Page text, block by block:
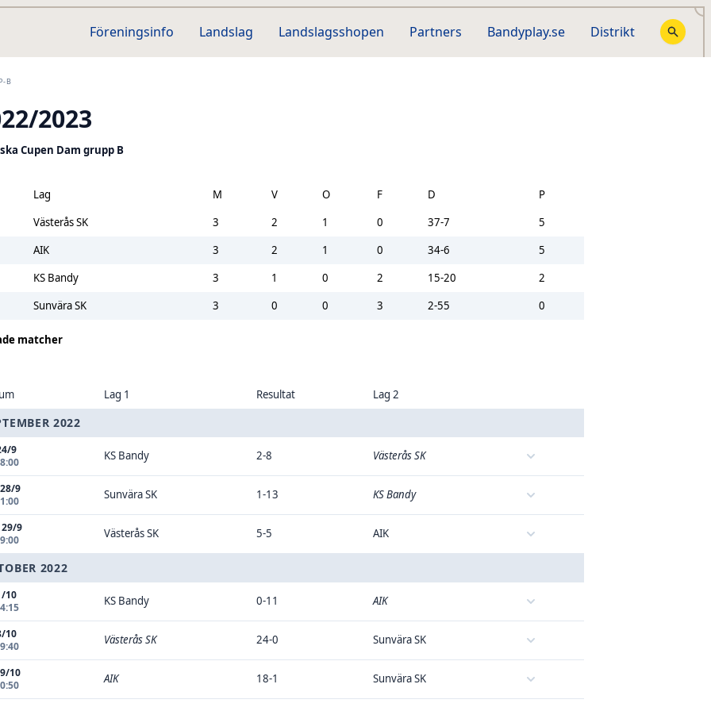
Föreningsinfo Landslag Landslagsshopen Partners Bandyplay.se Distrikt
B
2023
Cupen Dam grupp B
Lag M V O F D
P
Västerås SK
3 2 1 0 37-7
5
AIK
3 2 1 0 34-6
5
KS Bandy
3 1 0 2 15-20
2
Sunvära SK
3 0 0 3 2-55 0
matcher
Lag 1 Resultat Lag 2
2022
9
KS Bandy 2-8 Västerås SK
9
Sunvära SK 1-13 KS Bandy
9
Västerås SK 5-5 AIK
2022
10
KS Bandy 0-11 AIK
10
Västerås SK 24-0 Sunvära SK
10
AIK 18-1 Sunvära SK